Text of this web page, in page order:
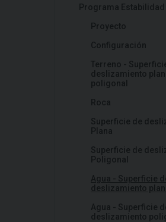
Programa Estabilidad
Proyecto
Configuración
Terreno -
deslizamiento
poligonal
Roca
Superficie de
Plana
Superficie de
Poligonal
Agua - Superficie
deslizamiento
Agua - Superficie
deslizamiento